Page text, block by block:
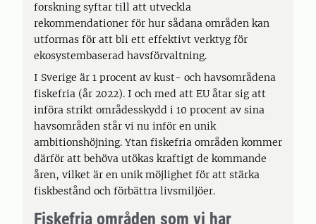
forskning syftar till att utveckla
rekommendationer för hur sådana områden kan
utformas för att bli ett effektivt verktyg för
ekosystembaserad havsförvaltning.
I Sverige är 1 procent av kust- och havsområdena
fiskefria (år 2022). I och med att EU åtar sig att
införa strikt områdesskydd i 10 procent av sina
havsområden står vi nu inför en unik
ambitionshöjning. Ytan fiskefria områden kommer
därför att behöva utökas kraftigt de kommande
åren, vilket är en unik möjlighet för att stärka
fiskbestånd och förbättra livsmiljöer.
Fiskefria områden som vi har